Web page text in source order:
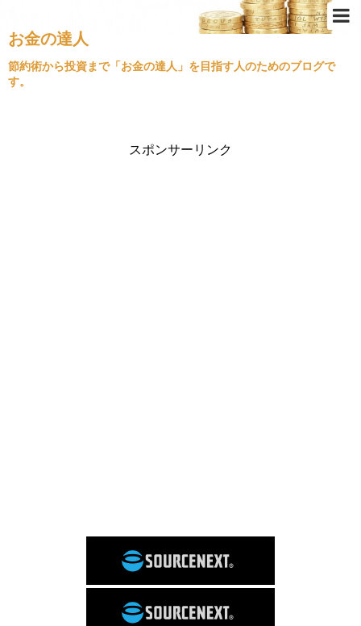
お金の達人
節約術から投資まで「お金の達人」を目指す人のためのブログで
す。
スポンサーリンク
クレジットカード
マニアックな話